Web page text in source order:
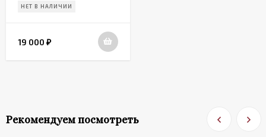
НЕТ В НАЛИЧИИ
19 000 ₽
Рекомендуем посмотреть